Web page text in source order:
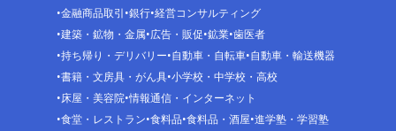
金融商品取引 銀行 経営コンサルティング
建築・鉱物・金属 広告・販促 鉱業 歯医者
持ち帰り・デリバリー 自動車・自転車 自動車・輸送機器
書籍・文房具・がん具 小学校・中学校・高校
床屋・美容院 情報通信・インターネット
食堂・レストラン 食料品 食料品・酒屋 進学塾・学習塾